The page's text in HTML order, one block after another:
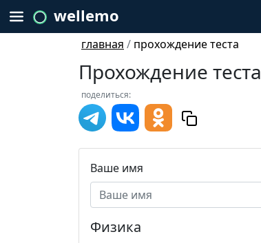
wellemo
главная / прохождение теста
Прохождение теста
поделиться:
Ваше имя
Физика